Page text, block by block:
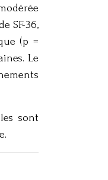
SF-36,
(p =
Le
sont